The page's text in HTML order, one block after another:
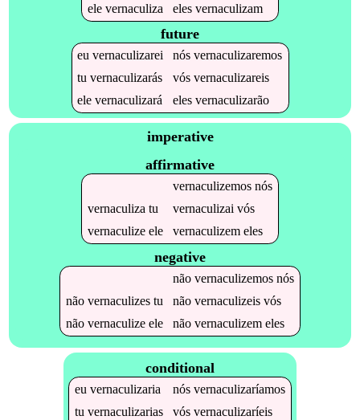
ele vernaculiza eles vernaculizam
future
euvernaculizarei nósvernaculizaremos
tuvernaculizarás vósvernaculizareis
elevernaculizará elesvernaculizarão
imperative
affirmative
vernaculizemosnós
vernaculiza tu vernaculizai vós
vernaculizeele vernaculizemeles
negative
não vernaculizemosnós
não vernaculizestu não vernaculizeisvós
não vernaculizeele não vernaculizemeles
conditional
eu vernaculizaria nós vernaculizaríamos
tu vernaculizarias vós vernaculizaríeis